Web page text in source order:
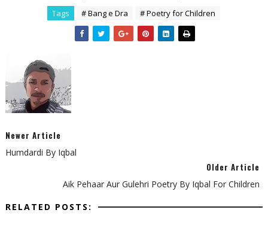
Tags # Bang e Dra # Poetry for Children
Newer Article
Humdardi By Iqbal
Older Article
Aik Pehaar Aur Gulehri Poetry By Iqbal For Children
RELATED POSTS: